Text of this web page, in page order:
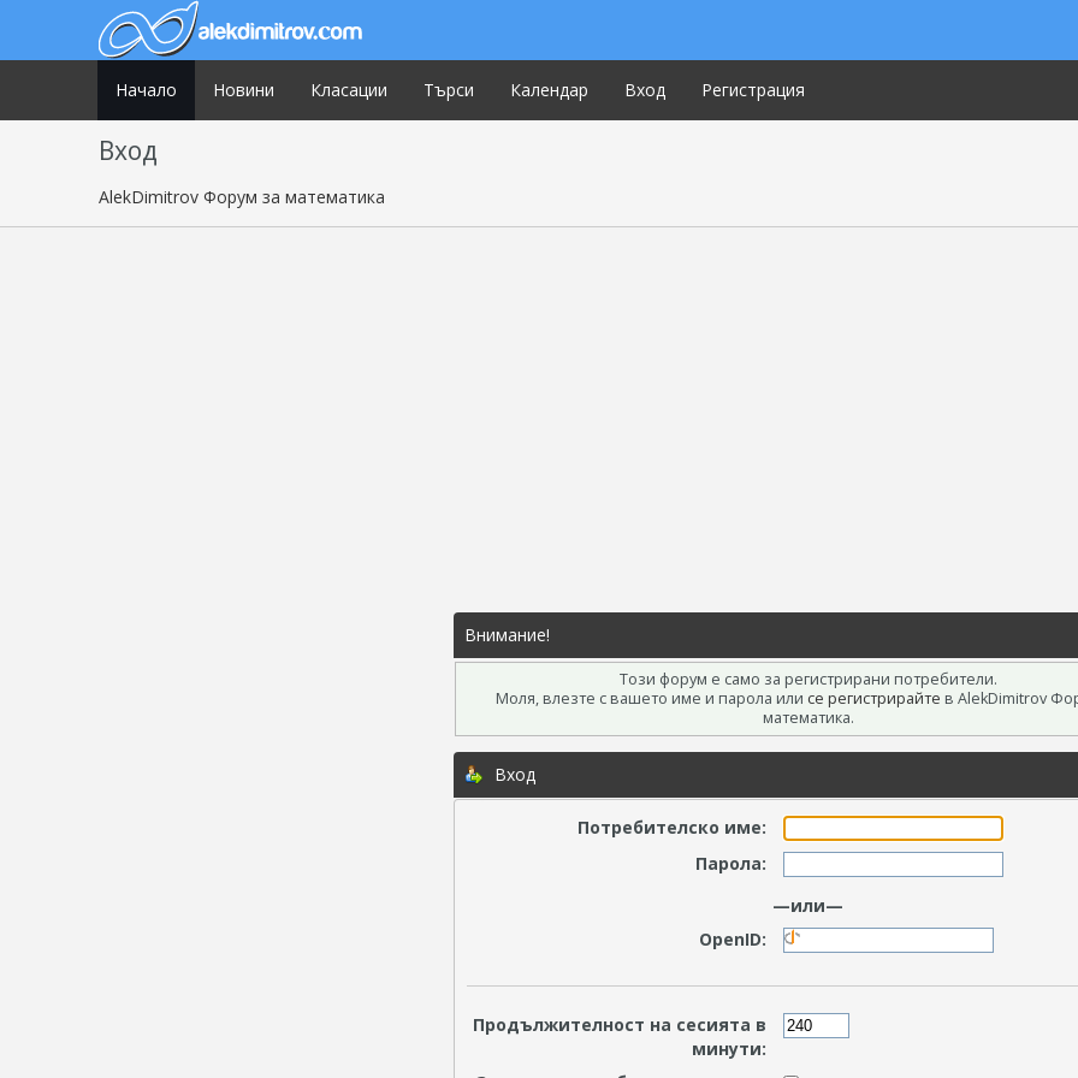
Начало Новини Класации Търси Календар Вход Регистрация
Вход
AlekDimitrov Форум за математика
Внимание!
Този форум е само за регистрирани потребители.
Моля, влезте с вашето име и парола или се регистрирайте в AlekDimitrov
математика.
Вход
Потребителско име:
Парола:
—или—
OpenID:
Продължителност на сесията в
минути: